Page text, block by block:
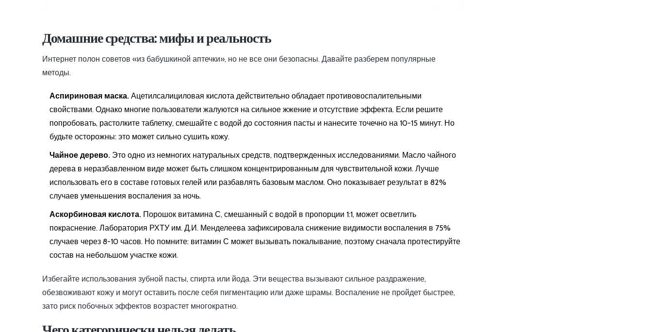
Домашние средства: мифы и реальность
Интернет полон советов «из бабушкиной аптечки», но не все они безопасны. Давайте разберем популярные
методы.
Аспириновая маска. Ацетилсалициловая кислота действительно обладает противовоспалительными
свойствами. Однако многие пользователи жалуются на сильное жжение и отсутствие эффекта. Если решите
попробовать, растолките таблетку, смешайте с водой до состояния пасты и нанесите точечно на 10-15 минут. Но
будьте осторожны: это может сильно сушить кожу.
Чайное дерево. Это одно из немногих натуральных средств, подтвержденных исследованиями. Масло чайного
дерева в неразбавленном виде может быть слишком концентрированным для чувствительной кожи. Лучше
использовать его в составе готовых гелей или разбавлять базовым маслом. Оно показывает результат в 82%
случаев уменьшения воспаления за ночь.
Аскорбиновая кислота. Порошок витамина С, смешанный с водой в пропорции 1:1, может осветлить
покраснение. Лаборатория РХТУ им. Д.И. Менделеева зафиксировала снижение видимости воспаления в 75%
случаев через 8-10 часов. Но помните: витамин С может вызывать покалывание, поэтому сначала протестируйте
состав на небольшом участке кожи.
Избегайте использования зубной пасты, спирта или йода. Эти вещества вызывают сильное раздражение,
обезвоживают кожу и могут оставить после себя пигментацию или даже шрамы. Воспаление не пройдет быстрее,
зато риск побочных эффектов возрастет многократно.